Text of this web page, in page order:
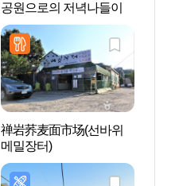
공원으로의 저녁나들이
禅岩荞麦面市场(선바위
메밀장터)